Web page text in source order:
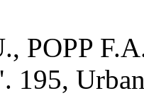
POPP
195,